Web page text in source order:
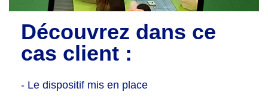
Découvrez dans ce
cas client :
- Le dispositif mis en place